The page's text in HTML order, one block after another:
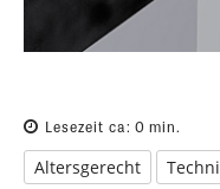
Lesezeit ca: 0 min.
Altersgerecht